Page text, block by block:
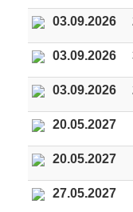
03.09.2026
03.09.2026
03.09.2026
20.05.2027
20.05.2027
27.05.2027